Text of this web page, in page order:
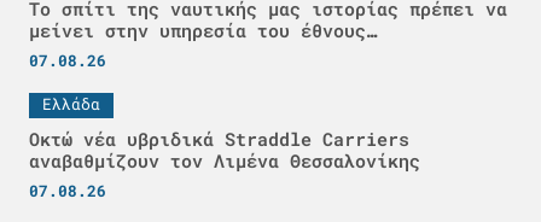
Το σπίτι της ναυτικής μας ιστορίας πρέπει να
μείνει στην υπηρεσία του έθνους…
07.08.26
Ελλάδα
Οκτώ νέα υβριδικά Straddle Carriers
αναβαθμίζουν τον Λιμένα Θεσσαλονίκης
07.08.26